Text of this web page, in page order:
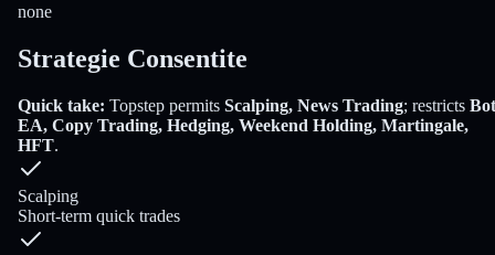
none
Strategie Consentite
Quick take: Topstep permits Scalping, News Trading; restricts
EA, Copy Trading, Hedging, Weekend Holding, Martingale,
HFT.
Scalping
Short-term quick trades